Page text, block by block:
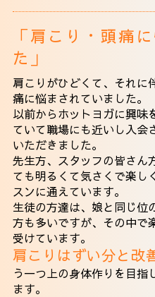
「肩こり・頭痛
た」
肩こりがひどくて、それに
痛に悩まされていました。
以前からホットヨガに興味
ていて職場にも近いし入会
いただきました。
先生方、スタッフの皆さん
ても明るくて気さくで楽し
スンに通えています。
生徒の方達は、娘と同じ位
方も多いですが、その中で
受けています。
肩こりはずい分と改
う一つ上の身体作りを目指
ます。